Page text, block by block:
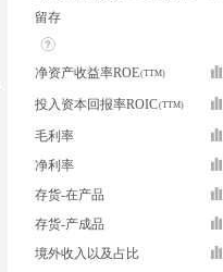
留存
净资产收益率ROE
投入资本回报率ROIC
毛利率
净利率
存货-在产品
存货-产成品
境外收入以及占比